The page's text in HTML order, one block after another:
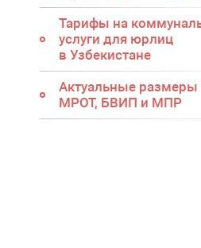
Тарифы на
услуги для юрлиц
в Узбекистане
Актуальные размеры
МРОТ, БВИП и МПР